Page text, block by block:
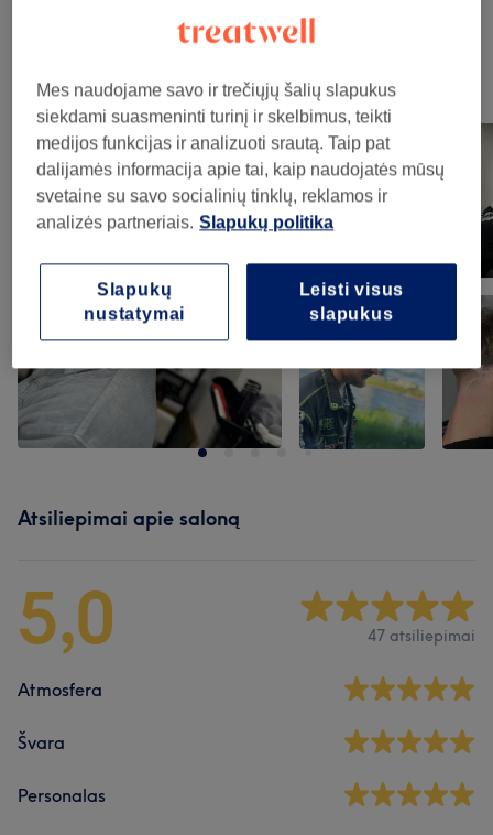
Mūsų darbai
Norėdami peržiūrėti detales, paspauskite ant nuotraukos
Atsiliepimai apie saloną
5,0 47 atsiliepimai
Atmosfera
Švara
Personalas
Mes naudojame savo ir trečiųjų šalių slapukus
siekdami suasmeninti turinį ir skelbimus, teikti
medijos funkcijas ir analizuoti srautą. Taip pat
dalijamės informacija apie tai, kaip naudojatės mūsų
svetaine su savo socialinių tinklų, reklamos ir
analizės partneriais. Slapukų politika
Leisti visus
slapukus
Slapukų
nustatymai